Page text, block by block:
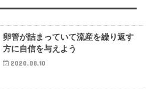
卵管が詰まっていて流産を繰り返す
方に自信を与えよう
2020.08.10